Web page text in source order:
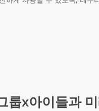
룹x아이들과